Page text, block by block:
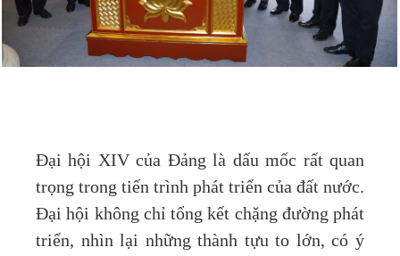
Đại hội XIV của Đảng là dấu mốc rất quan
trọng trong tiến trình phát triển của đất nước.
Đại hội không chỉ tổng kết chặng đường phát
triển, nhìn lại những thành tựu to lớn, có ý